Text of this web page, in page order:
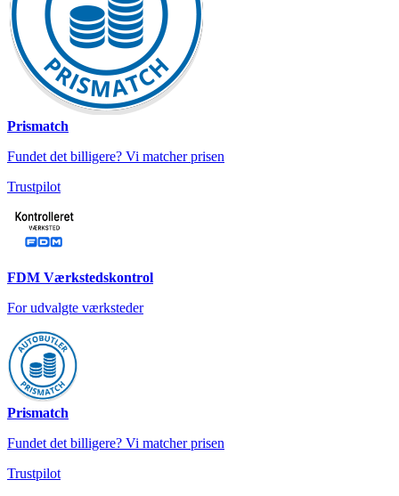
Prismatch
Fundet det billigere? Vi matcher prisen
Trustpilot
FDM Værkstedskontrol
For udvalgte værksteder
Prismatch
Fundet det billigere? Vi matcher prisen
Trustpilot